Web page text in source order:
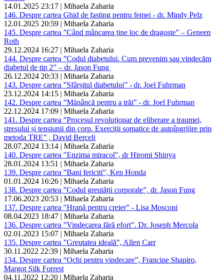
14.01.2025 23:17 | Mihaela Zaharia
146. Despre cartea Ghid de fasting pentru femei - dr. Mindy Pelz
12.01.2025 20:59 | Mihaela Zaharia
145. Despre cartea ”Când mâncarea ține loc de dragoste” – Geneen
Roth
29.12.2024 16:27 | Mihaela Zaharia
144. Despre cartea ”Codul diabetului. Cum prevenim sau vindecăm
diabetul de tip 2” – dr. Jason Fung
26.12.2024 20:33 | Mihaela Zaharia
143. Despre cartea ”Sfârșitul diabetului” - dr. Joel Fuhrman
23.12.2024 14:15 | Mihaela Zaharia
142. Despre cartea ”Mănâncă pentru a trăi” - dr. Joel Fuhrman
22.12.2024 17:09 | Mihaela Zaharia
141. Despre cartea ”Procesul revoluționar de eliberare a traumei,
stresului și tensiunii din corp. Exerciții somatice de autoîngrijire prin
metoda TRE” , David Berceli
28.07.2024 13:14 | Mihaela Zaharia
140. Despre cartea "Enzima miracol", dr Hiromi Shinya
28.01.2024 13:51 | Mihaela Zaharia
139. Despre cartea ”Bani fericiti”, Ken Honda
01.01.2024 16:26 | Mihaela Zaharia
138. Despre cartea ”Codul greutății corporale”, dr. Jason Fung
17.06.2023 20:53 | Mihaela Zaharia
137. Despre cartea "Hrană pentru creier” - Lisa Mosconi
08.04.2023 18:47 | Mihaela Zaharia
136. Despre cartea ”Vindecarea fără efort”. Dr. Joseph Mercola
02.01.2023 15:07 | Mihaela Zaharia
135. Despre cartea ”Greutatea ideală”, Allen Carr
30.11.2022 22:39 | Mihaela Zaharia
134. Despre cartea “Ochi pentru vindecare”, Francine Shapiro,
Margot Silk Forrest
04.11.2022 12:20 | Mihaela Zaharia